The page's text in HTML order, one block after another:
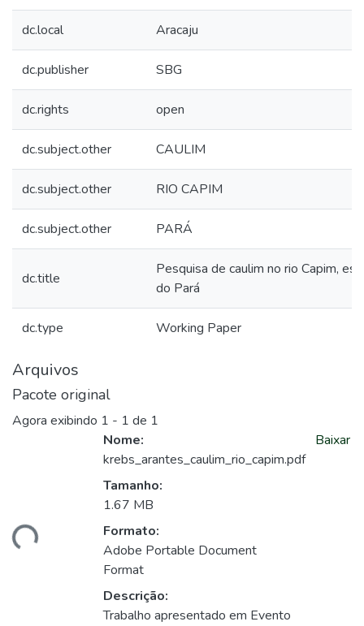
dc.local Aracaju
dc.publisher SBG
dc.rights open
dc.subject.other CAULIM
dc.subject.other RIO CAPIM
dc.subject.other PARÁ
dc.title
Pesquisa de caulim no rio Capim,
do Pará
dc.type Working Paper
Arquivos
Pacote original
Agora exibindo 1 - 1 de 1
Nome:
krebs_arantes_caulim_rio_capim.pdf
Tamanho:
1.67 MB
Formato:
Adobe Portable Document
Format
Descrição:
Trabalho apresentado em Evento
Baixar